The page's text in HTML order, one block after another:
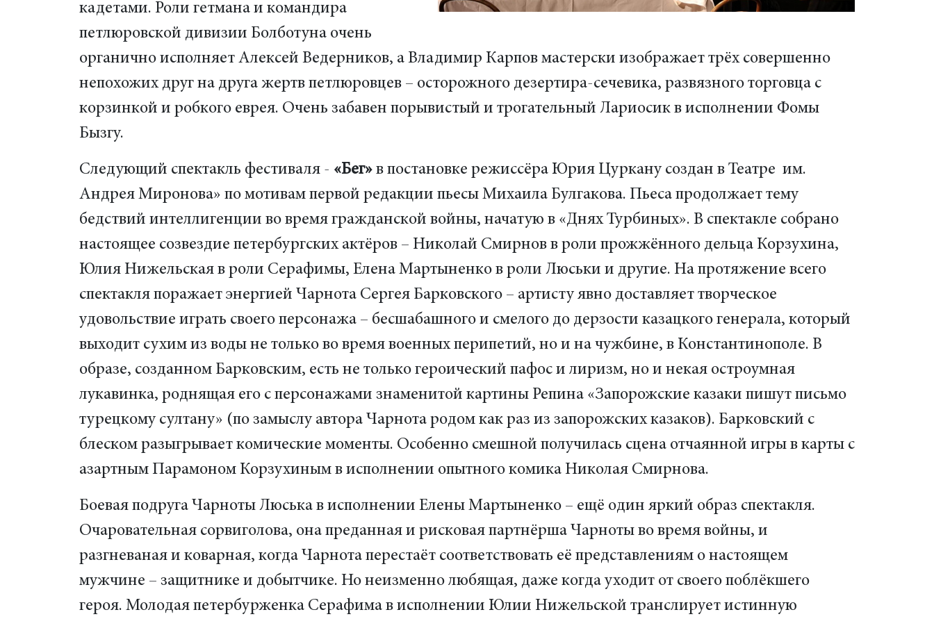
кадетами. Роли гетмана и командира
петлюровской дивизии Болботуна очень
органично исполняет Алексей Ведерников, а Владимир Карпов мастерски изображает трёх совершенно
непохожих друг на друга жертв петлюровцев – осторожного дезертира-сечевика, развязного торговца с
корзинкой и робкого еврея. Очень забавен порывистый и трогательный Лариосик в исполнении Фомы
Бызгу.
Следующий спектакль фестиваля - «Бег» в постановке режиссёра Юрия Цуркану создан в Театре им.
Андрея Миронова» по мотивам первой редакции пьесы Михаила Булгакова. Пьеса продолжает тему
бедствий интеллигенции во время гражданской войны, начатую в «Днях Турбиных». В спектакле собрано
настоящее созвездие петербургских актёров – Николай Смирнов в роли прожжённого дельца Корзухина,
Юлия Нижельская в роли Серафимы, Елена Мартыненко в роли Люськи и другие. На протяжение всего
спектакля поражает энергией Чарнота Сергея Барковского – артисту явно доставляет творческое
удовольствие играть своего персонажа – бесшабашного и смелого до дерзости казацкого генерала, который
выходит сухим из воды не только во время военных перипетий, но и на чужбине, в Константинополе. В
образе, созданном Барковским, есть не только героический пафос и лиризм, но и некая остроумная
лукавинка, роднящая его с персонажами знаменитой картины Репина «Запорожские казаки пишут письмо
турецкому султану» (по замыслу автора Чарнота родом как раз из запорожских казаков). Барковский с
блеском разыгрывает комические моменты. Особенно смешной получилась сцена отчаянной игры в карты с
азартным Парамоном Корзухиным в исполнении опытного комика Николая Смирнова.
Боевая подруга Чарноты Люська в исполнении Елены Мартыненко – ещё один яркий образ спектакля.
Очаровательная сорвиголова, она преданная и рисковая партнёрша Чарноты во время войны, и
разгневаная и коварная, когда Чарнота перестаёт соответствовать её представлениям о настоящем
мужчине – защитнике и добытчике. Но неизменно любящая, даже когда уходит от своего поблёкшего
героя. Молодая петербурженка Серафима в исполнении Юлии Нижельской транслирует истинную